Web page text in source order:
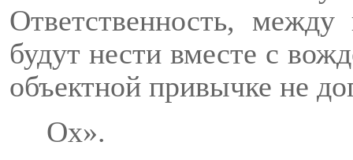
Ответственность,
будут нести вместе с
объектной привычке не
Ох».